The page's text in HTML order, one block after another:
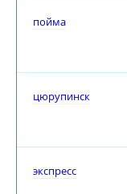
пойма
цюрупинск
экспресс